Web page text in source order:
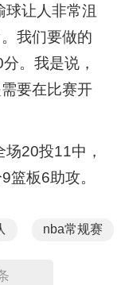
球让人非常沮
我们要做的
。我是说，
要在比赛开
20投11中，
篮板6助攻。
nba常规赛